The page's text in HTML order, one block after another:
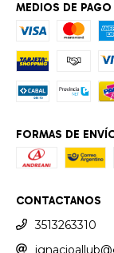
MEDIOS DE PAGO
FORMAS DE
CONTACTANOS
3513263310